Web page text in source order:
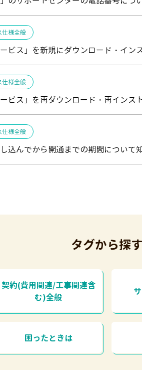
仕様全般
ビス」を新規にダウンロード・イン
仕様全般
ビス」を再ダウンロード・再インス
仕様全般
込んでから開通までの期間について
タグから探す
契約(費用関連/工事関連含
む)全般
困ったときは